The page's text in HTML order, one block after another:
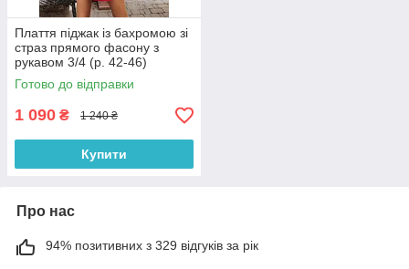
Плаття піджак із бахромою зі
страз прямого фасону з
рукавом 3/4 (р. 42-46)
66032050Qr
Готово до відправки
1 090 ₴ 1 240 ₴
Купити
Про нас
94% позитивних з 329 відгуків за рік